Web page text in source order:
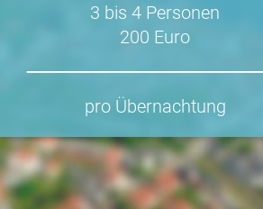
3 bis 4 Personen
200 Euro
pro Übernachtung